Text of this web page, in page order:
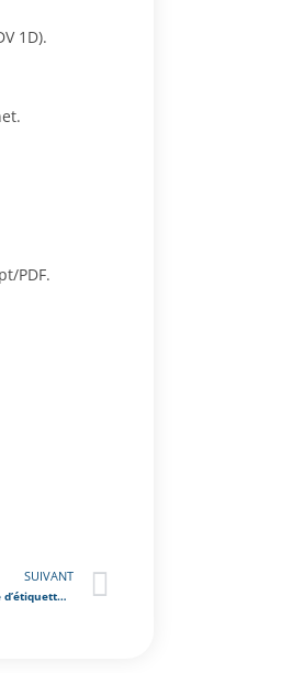
1D).
PDF.
SUIVANT
PRINTRONIX T8308 – T8000 Series / Imprimante d’étiquettes industrielle hautes performances